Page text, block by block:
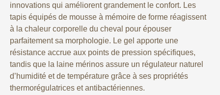
innovations qui améliorent grandement le confort. Les
tapis équipés de mousse à mémoire de forme réagissent
à la chaleur corporelle du cheval pour épouser
parfaitement sa morphologie. Le gel apporte une
résistance accrue aux points de pression spécifiques,
tandis que la laine mérinos assure un régulateur naturel
d’humidité et de température grâce à ses propriétés
thermorégulatrices et antibactériennes.